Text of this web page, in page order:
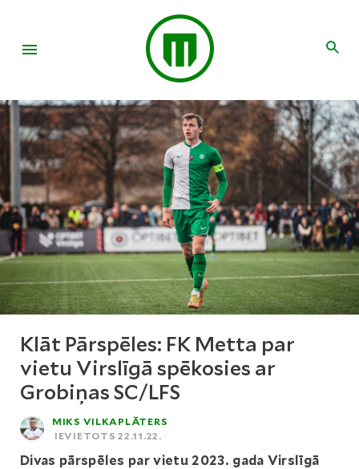
Klāt Pārspēles: FK Metta par
vietu Virslīgā spēkosies ar
Grobiņas SC/LFS
MIKS VILKAPLĀTERS
IEVIETOTS 22.11.22.
Divas pārspēles par vietu 2023. gada Virslīgā